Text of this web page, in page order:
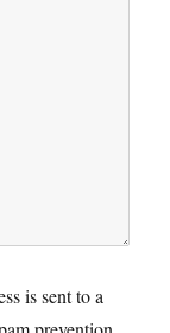
is sent to a